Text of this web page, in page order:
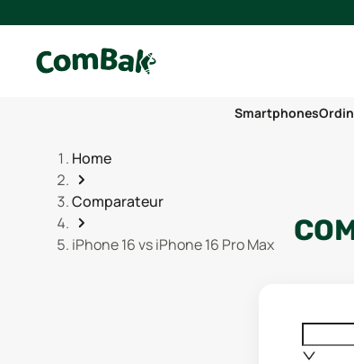
Smartphones
Home
Comparateur
iPhone 16 vs iPhone 16 Pro Max